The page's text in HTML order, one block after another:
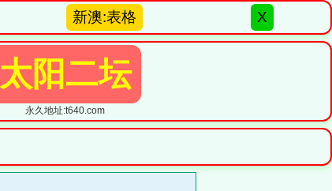
新澳:表格 X
太阳二坛
永久地址:t640.com